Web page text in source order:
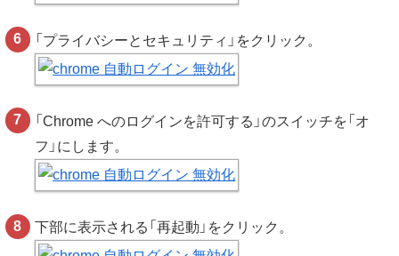
「プライバシーとセキュリティ」をクリック。
「Chrome へのログインを許可する」のスイッチを「オ
フ」にします。
下部に表示される「再起動」をクリック。